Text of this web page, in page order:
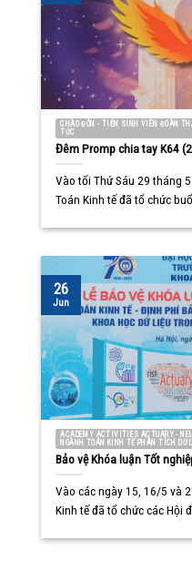
CHÀO ĐÓN - TIỄN SINH VIÊN ĐOÀN
TỨC
Đêm Promp chia tay K64
Vào tối Thứ Sáu 29 tháng
Toán Kinh tế đã tổ chức buổi
ACADEMY ACTIVITIES ACTUARY -
NGÀNH TOÁN KINH TẾ PHÂN TÍCH DỮ
Bảo vệ Khóa luận Tốt
Vào các ngày 15, 16/5 và
Kinh tế đã tổ chức các Hội
26
Jun